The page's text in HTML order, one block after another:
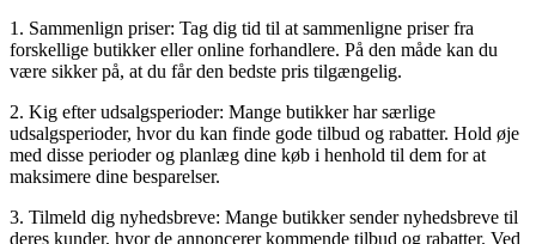
1. Sammenlign priser: Tag dig tid til at sammenligne priser fra
forskellige butikker eller online forhandlere. På den måde kan du
være sikker på, at du får den bedste pris tilgængelig.
2. Kig efter udsalgsperioder: Mange butikker har særlige
udsalgsperioder, hvor du kan finde gode tilbud og rabatter. Hold øje
med disse perioder og planlæg dine køb i henhold til dem for at
maksimere dine besparelser.
3. Tilmeld dig nyhedsbreve: Mange butikker sender nyhedsbreve til
deres kunder, hvor de annoncerer kommende tilbud og rabatter. Ved